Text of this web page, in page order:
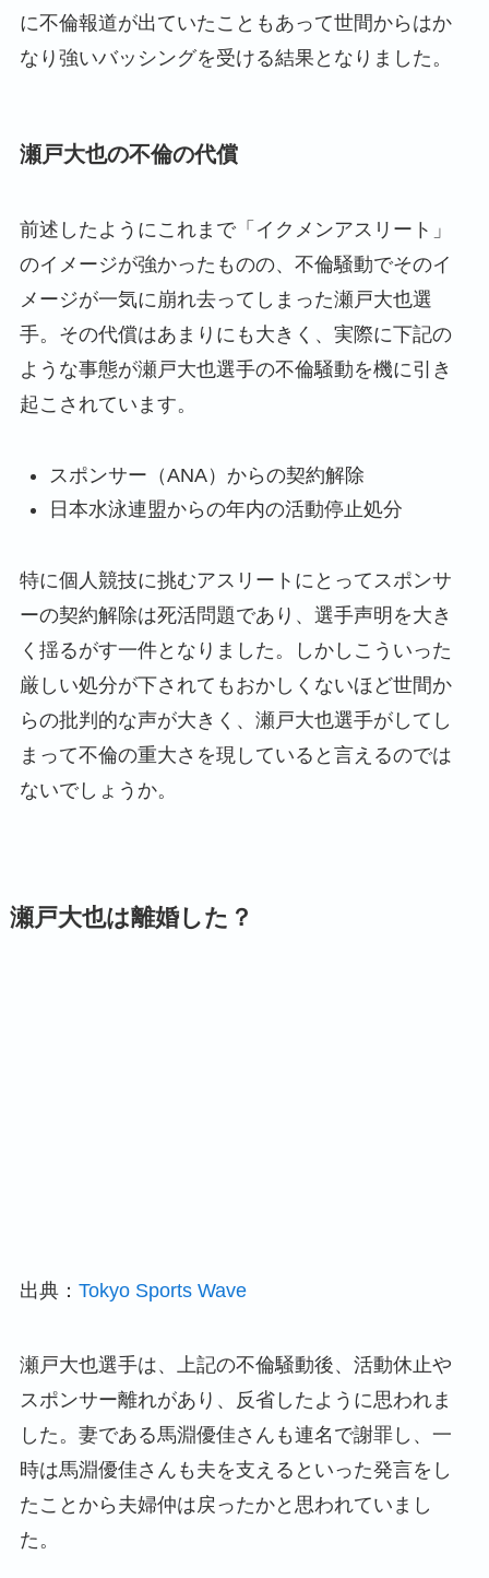
に不倫報道が出ていたこともあって世間からはか
なり強いバッシングを受ける結果となりました。
瀬戸大也の不倫の代償
前述したようにこれまで「イクメンアスリート」
のイメージが強かったものの、不倫騒動でそのイ
メージが一気に崩れ去ってしまった瀬戸大也選
手。その代償はあまりにも大きく、実際に下記の
ような事態が瀬戸大也選手の不倫騒動を機に引き
起こされています。
スポンサー（ANA）からの契約解除
日本水泳連盟からの年内の活動停止処分
特に個人競技に挑むアスリートにとってスポンサ
ーの契約解除は死活問題であり、選手声明を大き
く揺るがす一件となりました。しかしこういった
厳しい処分が下されてもおかしくないほど世間か
らの批判的な声が大きく、瀬戸大也選手がしてし
まって不倫の重大さを現していると言えるのでは
ないでしょうか。
瀬戸大也は離婚した？
出典： Tokyo Sports Wave
瀬戸大也選手は、上記の不倫騒動後、活動休止や
スポンサー離れがあり、反省したように思われま
した。妻である馬淵優佳さんも連名で謝罪し、一
時は馬淵優佳さんも夫を支えるといった発言をし
たことから夫婦仲は戻ったかと思われていまし
た。